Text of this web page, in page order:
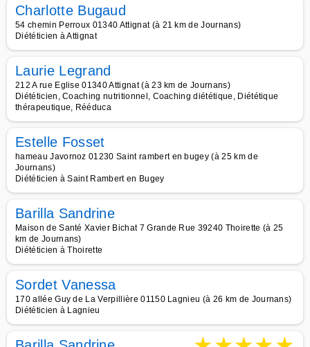
Charlotte Bugaud
54 chemin Perroux 01340 Attignat (à 21 km de Journans)
Diététicien à Attignat
Laurie Legrand
212 A rue Eglise 01340 Attignat (à 23 km de Journans)
Diététicien, Coaching nutritionnel, Coaching diététique, Diététique
thérapeutique, Rééduca
Estelle Fosset
hameau Javornoz 01230 Saint rambert en bugey (à 25 km de
Journans)
Diététicien à Saint Rambert en Bugey
Barilla Sandrine
Maison de Santé Xavier Bichat 7 Grande Rue 39240 Thoirette (à 25
km de Journans)
Diététicien à Thoirette
Sordet Vanessa
170 allée Guy de La Verpillière 01150 Lagnieu (à 26 km de Journans)
Diététicien à Lagnieu